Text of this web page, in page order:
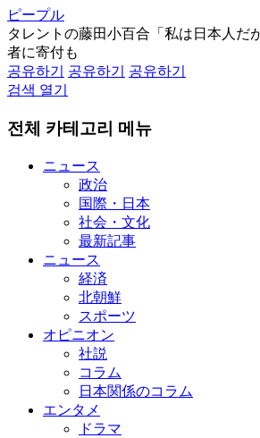
ピープル
タレントの藤田小百合「私は日本人
者に寄付も
공유하기
공유하기
공유하기
검색 열기
전체 카테고리 메뉴
ニュース
政治
国際・日本
社会・文化
最新記事
ニュース
経済
北朝鮮
スポーツ
オピニオン
社説
コラム
日本関係のコラム
エンタメ
ドラマ